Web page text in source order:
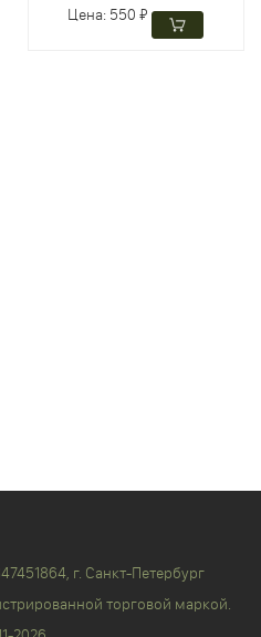
Цена: 550 ₽
г. Санкт-Петербург
торговой маркой.